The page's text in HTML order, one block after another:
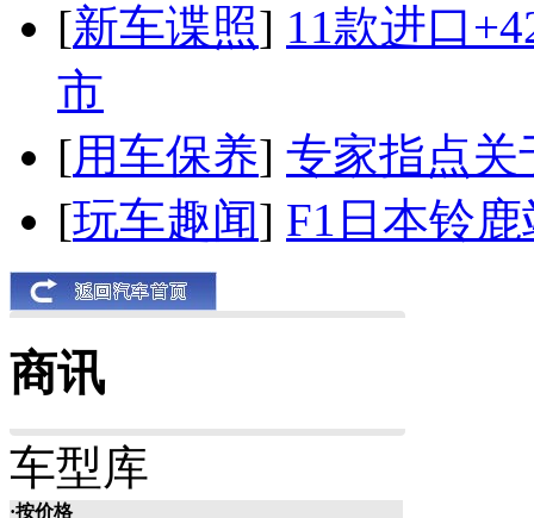
[新车谍照] 11款进口
市
[用车保养] 专家指点关
[玩车趣闻] F1日本铃
商讯
车型库
·按价格